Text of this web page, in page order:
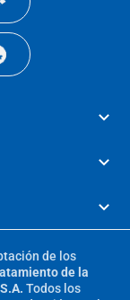
de los
de la
Todos los